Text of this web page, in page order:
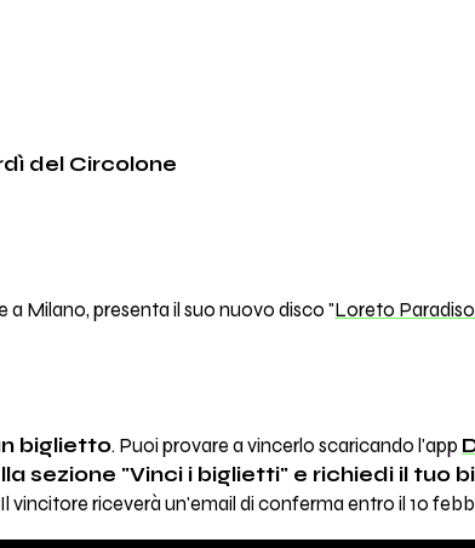
del Circolone
a Milano, presenta il suo nuovo disco "Loreto Paradiso
biglietto. Puoi provare a vincerlo scaricando l'app
sezione "Vinci i biglietti" e richiedi il tuo
Il vincitore riceverà un'email di conferma entro il 10